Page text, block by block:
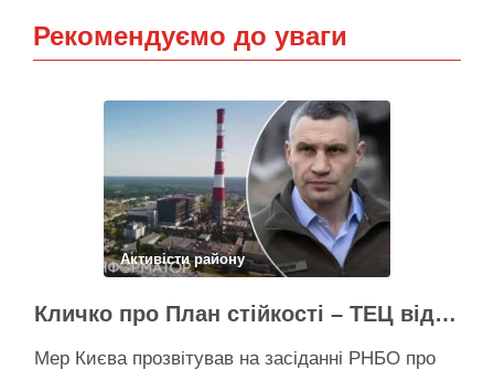
Рекомендуємо до уваги
Активісти району
Кличко про План стійкості – ТЕЦ відновили вже на 65%, будується захист ІІ рівня
Мер Києва прозвітував на засіданні РНБО про